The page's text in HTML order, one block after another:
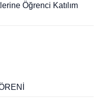
Öğrenci Katılım